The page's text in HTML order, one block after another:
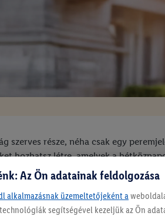
szerves része, néha csak egy
hozhatsz létre, amelyek a
Az Ön adatainak feldolgozása
alkalmazásnak üzemeltetőjeként a
segítségével kezeljük az Ön